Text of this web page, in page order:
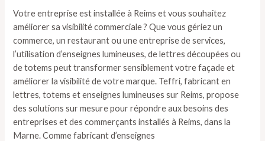
Votre entreprise est installée à Reims et vous souhaitez
améliorer sa visibilité commerciale ? Que vous gériez un
commerce, un restaurant ou une entreprise de services,
l’utilisation d’enseignes lumineuses, de lettres découpées ou
de totems peut transformer sensiblement votre façade et
améliorer la visibilité de votre marque. Teffri, fabricant en
lettres, totems et enseignes lumineuses sur Reims, propose
des solutions sur mesure pour répondre aux besoins des
entreprises et des commerçants installés à Reims, dans la
Marne. Comme fabricant d’enseignes